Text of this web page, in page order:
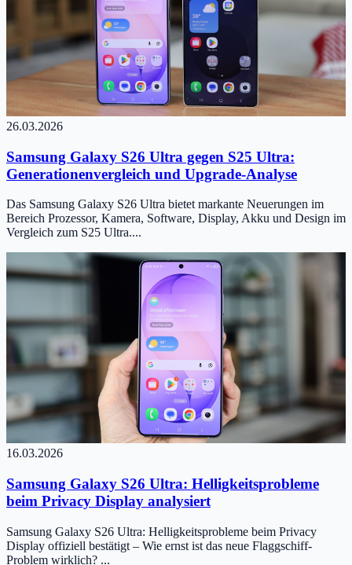
26.03.2026
Samsung Galaxy S26 Ultra gegen S25 Ultra:
Generationenvergleich und Upgrade-Analyse
Das Samsung Galaxy S26 Ultra bietet markante Neuerungen im
Bereich Prozessor, Kamera, Software, Display, Akku und Design im
Vergleich zum S25 Ultra....
16.03.2026
Samsung Galaxy S26 Ultra: Helligkeitsprobleme
beim Privacy Display analysiert
Samsung Galaxy S26 Ultra: Helligkeitsprobleme beim Privacy
Display offiziell bestätigt – Wie ernst ist das neue Flaggschiff-
Problem wirklich? ...